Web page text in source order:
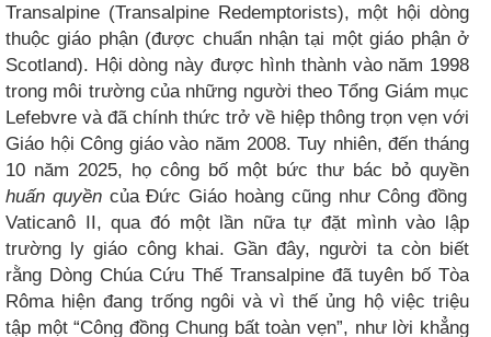
Transalpine (Transalpine Redemptorists), một hội dòng
thuộc giáo phận (được chuẩn nhận tại một giáo phận ở
Scotland). Hội dòng này được hình thành vào năm 1998
trong môi trường của những người theo Tổng Giám mục
Lefebvre và đã chính thức trở về hiệp thông trọn vẹn với
Giáo hội Công giáo vào năm 2008. Tuy nhiên, đến tháng
10 năm 2025, họ công bố một bức thư bác bỏ quyền
huấn quyềncủa Đức Giáo hoàng cũng như Công đồng
Vaticanô II, qua đó một lần nữa tự đặt mình vào lập
trường ly giáo công khai. Gần đây, người ta còn biết
rằng Dòng Chúa Cứu Thế Transalpine đã tuyên bố Tòa
Rôma hiện đang trống ngôi và vì thế ủng hộ việc triệu
tập một “Công đồng Chung bất toàn vẹn”, như lời khẳng